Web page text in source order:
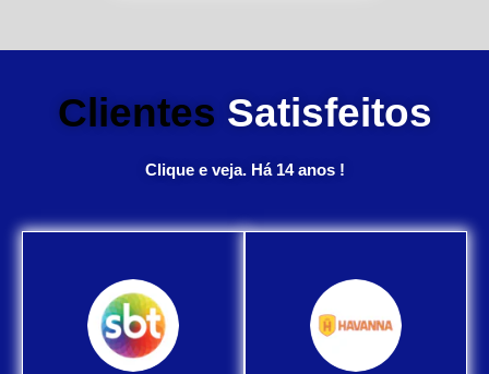
Clientes Satisfeitos
Clique e veja. Há 14 anos !